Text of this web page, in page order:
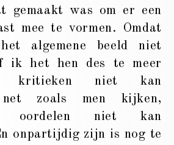
gemaakt was om er een
mee te vormen. Omdat
algemene beeld niet
ik het hen des te meer
kritieken niet kan
net zoals men kijken,
oordelen niet kan
onpartijdig zijn is nog te